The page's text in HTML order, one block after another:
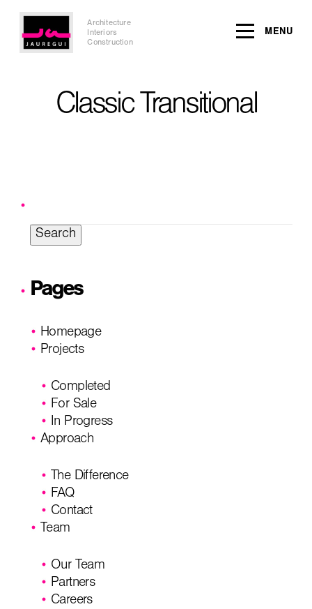
Architecture
Interiors
Construction
MENU
Classic Transitional
Pages
Homepage
Projects
Completed
For Sale
In Progress
Approach
The Difference
FAQ
Contact
Team
Our Team
Partners
Careers